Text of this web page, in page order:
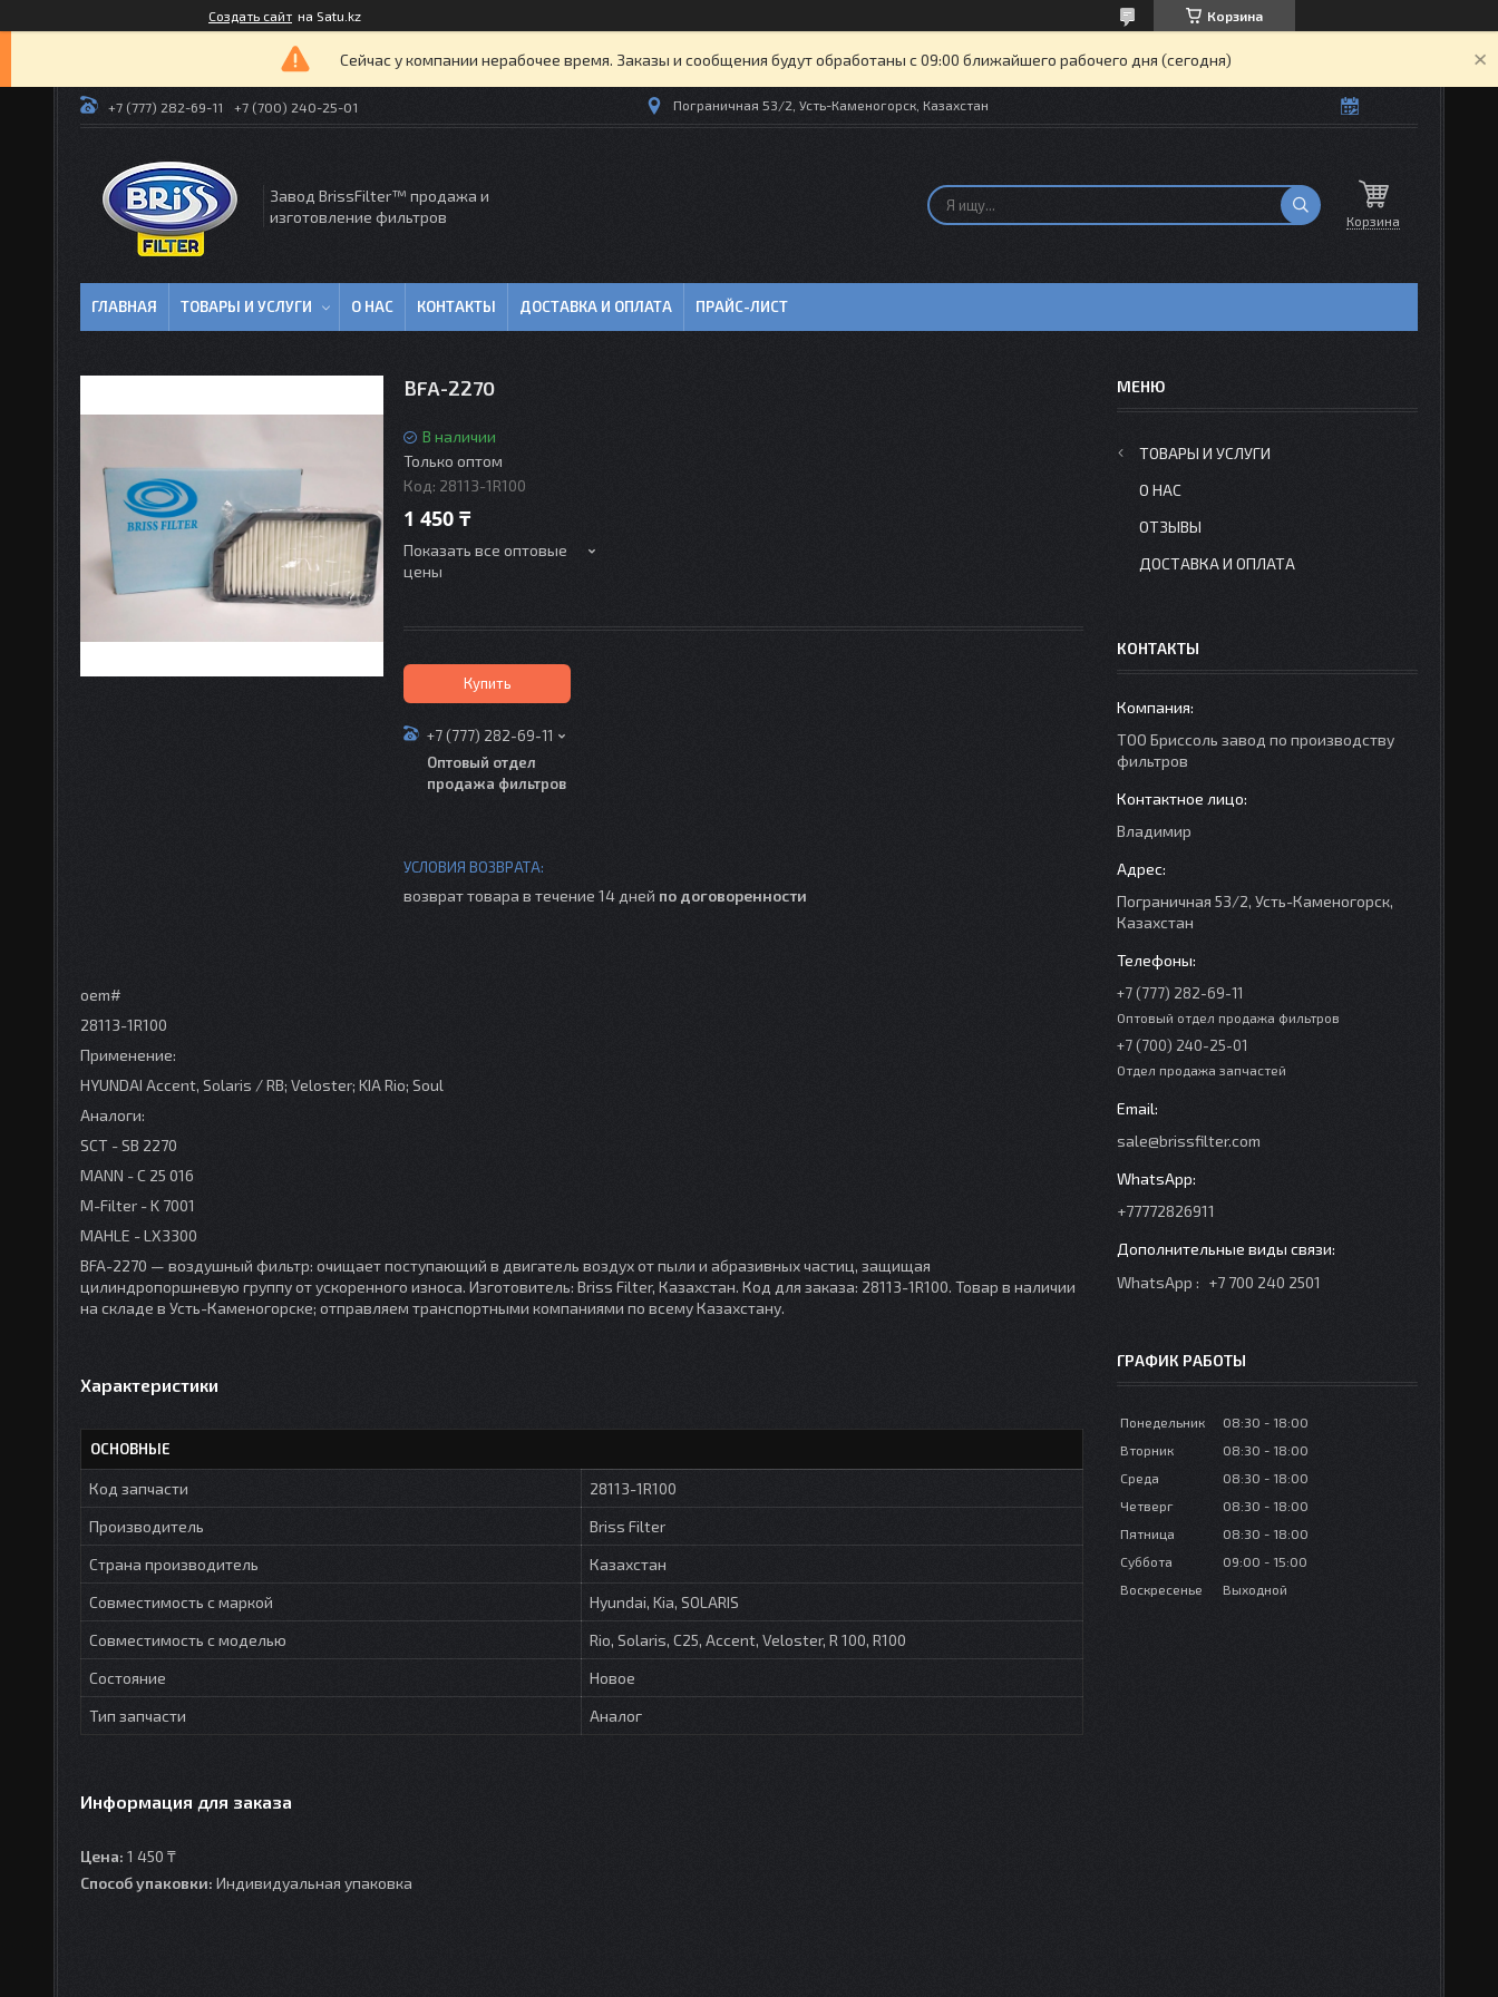
Создать сайт на Satu.kz Корзина
Сейчас у компании нерабочее время. Заказы и сообщения будут обработаны с 09:00 ближайшего рабочего дня (сегодня)
+7 (777) 282-69-11 +7 (700) 240-25-01 Пограничная 53/2, Усть-Каменогорск, Казахстан
Завод BrissFilter™ продажа и
изготовление фильтров
Корзина
ГЛАВНАЯ ТОВАРЫ И УСЛУГИ О НАС КОНТАКТЫ ДОСТАВКА И ОПЛАТА ПРАЙС-ЛИСТ
BFA-2270
В наличии
Только оптом
Код: 28113-1R100
1 450 ₸
Показать все оптовые
цены
Купить
+7 (777) 282-69-11
Оптовый отдел
продажа фильтров
возврат товара в течение 14 дней по договоренности
oem#
28113-1R100
Применение:
HYUNDAI Accent, Solaris / RB; Veloster; KIA Rio; Soul
Аналоги:
SCT - SB 2270
MANN - C 25 016
M-Filter - K 7001
MAHLE - LX3300
BFA-2270 — воздушный фильтр: очищает поступающий в двигатель воздух от пыли и абразивных частиц, защищая
цилиндропоршневую группу от ускоренного износа. Изготовитель: Briss Filter, Казахстан. Код для заказа: 28113-1R100. Товар в наличии
на складе в Усть-Каменогорске; отправляем транспортными компаниями по всему Казахстану.
Характеристики
ОСНОВНЫЕ
Код запчасти
28113-1R100
Производитель
Briss Filter
Страна производитель
Казахстан
Совместимость с маркой
Hyundai, Kia, SOLARIS
Совместимость с моделью
Rio, Solaris, C25, Accent, Veloster, R 100, R100
Состояние
Новое
Тип запчасти
Аналог
Информация для заказа
Цена: 1 450 ₸
Способ упаковки: Индивидуальная упаковка
ТОВАРЫ И УСЛУГИ
О НАС
ОТЗЫВЫ
ДОСТАВКА И ОПЛАТА
КОНТАКТЫ
ТОО Бриссоль завод по производству
фильтров
Владимир
Пограничная 53/2, Усть-Каменогорск,
Казахстан
+7 (777) 282-69-11
Оптовый отдел продажа фильтров
+7 (700) 240-25-01
Отдел продажа запчастей
sale@brissfilter.com
+77772826911
WhatsApp +7 700 240 2501
ГРАФИК РАБОТЫ
Понедельник 08:30
18:00
Вторник
08:30
18:00
Среда
08:30
18:00
Четверг
08:30
18:00
Пятница
08:30
18:00
Суббота
09:00
15:00
Воскресенье
Выходной